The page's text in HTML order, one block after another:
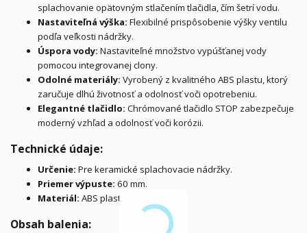
splachovanie opätovným stlačením tlačidla, čím šetrí vodu.
Nastaviteľná výška: Flexibilné prispôsobenie výšky ventilu
podľa veľkosti nádržky.
Úspora vody: Nastaviteľné množstvo vypúšťanej vody
pomocou integrovanej clony.
Odolné materiály: Vyrobený z kvalitného ABS plastu, ktorý
zaručuje dlhú životnosť a odolnosť voči opotrebeniu.
Elegantné tlačidlo: Chrómované tlačidlo STOP zabezpečuje
moderný vzhľad a odolnosť voči korózii.
Technické údaje:
Určenie: Pre keramické splachovacie nádržky.
Priemer výpuste: 60 mm.
Materiál: ABS plast.
Obsah balenia: